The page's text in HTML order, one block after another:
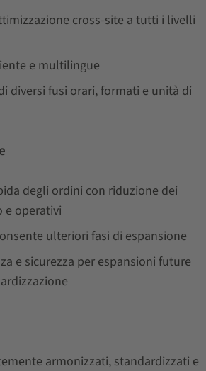
cross-site a tutti i livelli
e multilingue
diversi fusi orari, formati e unità di
degli ordini con riduzione dei
e operativi
ulteriori fasi di espansione
e sicurezza per espansioni future
armonizzati, standardizzati e